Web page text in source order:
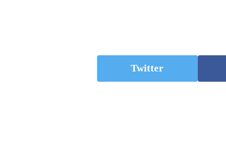
Twitter